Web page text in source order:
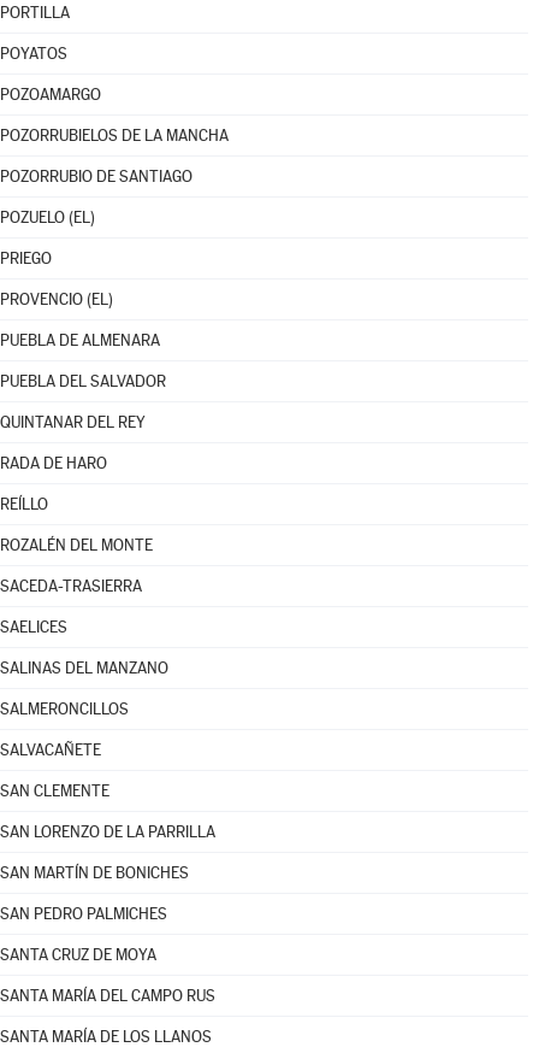
PORTILLA
POYATOS
POZOAMARGO
POZORRUBIELOS DE LA MANCHA
POZORRUBIO DE SANTIAGO
POZUELO (EL)
PRIEGO
PROVENCIO (EL)
PUEBLA DE ALMENARA
PUEBLA DEL SALVADOR
QUINTANAR DEL REY
RADA DE HARO
REÍLLO
ROZALÉN DEL MONTE
SACEDA-TRASIERRA
SAELICES
SALINAS DEL MANZANO
SALMERONCILLOS
SALVACAÑETE
SAN CLEMENTE
SAN LORENZO DE LA PARRILLA
SAN MARTÍN DE BONICHES
SAN PEDRO PALMICHES
SANTA CRUZ DE MOYA
SANTA MARÍA DEL CAMPO RUS
SANTA MARÍA DE LOS LLANOS